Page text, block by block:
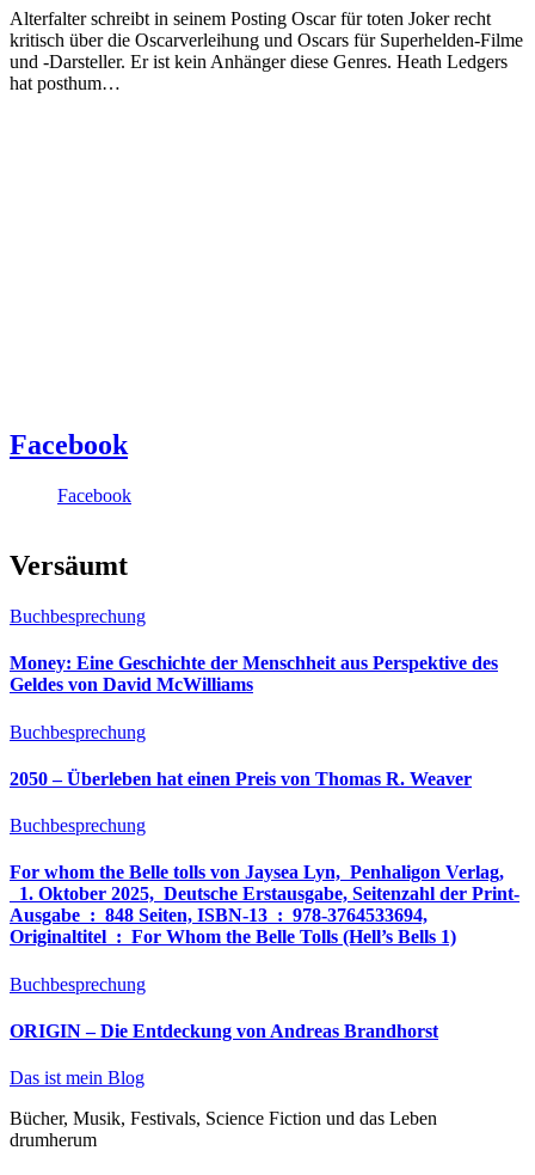
Alterfalter schreibt in seinem Posting Oscar für toten Joker recht
kritisch über die Oscarverleihung und Oscars für Superhelden-Filme
und -Darsteller. Er ist kein Anhänger diese Genres. Heath Ledgers
hat posthum…
Facebook
Facebook
Versäumt
Buchbesprechung
Money: Eine Geschichte der Menschheit aus Perspektive des
Geldes von David McWilliams
Buchbesprechung
2050 – Überleben hat einen Preis von Thomas R. Weaver
Buchbesprechung
For whom the Belle tolls von Jaysea Lyn, ‎ Penhaligon Verlag,
‎ 1. Oktober 2025, ‎ Deutsche Erstausgabe, Seitenzahl der Print-
Ausgabe ‏ : ‎ 848 Seiten, ISBN-13 ‏ : ‎ 978-3764533694,
Originaltitel ‏ : ‎ For Whom the Belle Tolls (Hell’s Bells 1)
Buchbesprechung
ORIGIN – Die Entdeckung von Andreas Brandhorst
Das ist mein Blog
Bücher, Musik, Festivals, Science Fiction und das Leben
drumherum